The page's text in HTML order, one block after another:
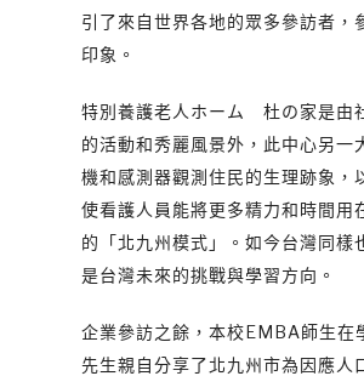
引了來自世界各地的眾多參訪者
印象。
特別養護老人ホーム 杜の家是由
的活動和秀麗風景外，此中心另
機和感測器觀測住民的生理跡象，
使看護人員能將更多精力和時間用
的「北九州模式」。如今台灣同
是台灣未來的挑戰與學習方向。
企業參訪之餘，本校EMBA師生在
先生親自分享了北九州市為因應人